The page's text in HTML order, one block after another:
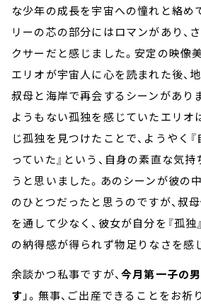
な少年の成長を宇宙への憧れと絡め
リーの芯の部分にはロマンがあり、
クサーだと感じました。安定の映像
エリオが宇宙人に心を読まれた後、
叔母と海岸で再会するシーンがあり
ようもない孤独を感じていたエリオ
じ孤独を見つけたことで、ようやく
っていた』という、自身の素直な気
うと思いました。あのシーンが彼の
のひとつだったと思うのですが、叔
を通して少なく、彼女が自分を『孤独
の納得感が得られず物足りなさを感
余談かつ私事ですが、今月第一子の
す 」。無事、ご出産できることをお祈